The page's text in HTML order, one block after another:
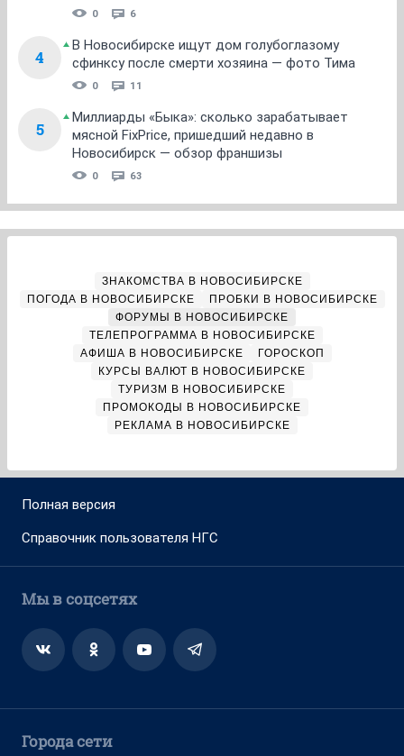
0 6
4
В Новосибирске ищут дом голубоглазому
сфинксу после смерти хозяина — фото Тима
0 11
5
Миллиарды «Быка»: сколько зарабатывает
мясной FixPrice, пришедший недавно в
Новосибирск — обзор франшизы
0 63
ЗНАКОМСТВА В НОВОСИБИРСКЕ
ПОГОДА В НОВОСИБИРСКЕ
ПРОБКИ В НОВОСИБИРСКЕ
ФОРУМЫ В НОВОСИБИРСКЕ
ТЕЛЕПРОГРАММА В НОВОСИБИРСКЕ
АФИША В НОВОСИБИРСКЕ
ГОРОСКОП
КУРСЫ ВАЛЮТ В НОВОСИБИРСКЕ
ТУРИЗМ В НОВОСИБИРСКЕ
ПРОМОКОДЫ В НОВОСИБИРСКЕ
РЕКЛАМА В НОВОСИБИРСКЕ
Полная версия
Справочник пользователя НГС
Мы в соцсетях
Города сети